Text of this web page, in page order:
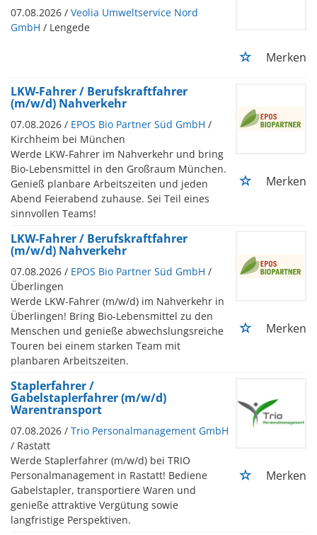
07.08.2026 / Veolia Umweltservice Nord
GmbH / Lengede
Merken
LKW-Fahrer / Berufskraftfahrer
(m/w/d) Nahverkehr
07.08.2026 / EPOS Bio Partner Süd GmbH /
Kirchheim bei München
Werde LKW-Fahrer im Nahverkehr und bring
Bio-Lebensmittel in den Großraum München.
Genieß planbare Arbeitszeiten und jeden
Abend Feierabend zuhause. Sei Teil eines
sinnvollen Teams!
Merken
LKW-Fahrer / Berufskraftfahrer
(m/w/d) Nahverkehr
07.08.2026 / EPOS Bio Partner Süd GmbH /
Überlingen
Werde LKW-Fahrer (m/w/d) im Nahverkehr in
Überlingen! Bring Bio-Lebensmittel zu den
Menschen und genieße abwechslungsreiche
Touren bei einem starken Team mit
planbaren Arbeitszeiten.
Merken
Staplerfahrer /
Gabelstaplerfahrer (m/w/d)
Warentransport
07.08.2026 / Trio Personalmanagement GmbH
/ Rastatt
Werde Staplerfahrer (m/w/d) bei TRIO
Personalmanagement in Rastatt! Bediene
Gabelstapler, transportiere Waren und
genieße attraktive Vergütung sowie
langfristige Perspektiven.
Merken